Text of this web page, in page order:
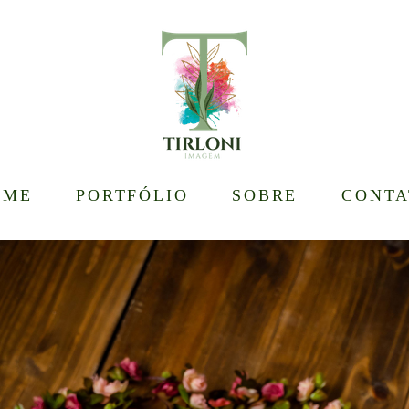
PORTFÓLIO SOBRE